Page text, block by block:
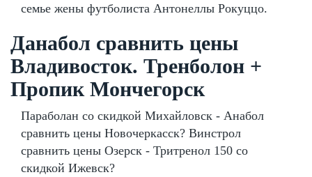
семье жены футболиста Антонеллы Рокуццо.
Данабол сравнить цены
Владивосток. Тренболон +
Пропик Мончегорск
Параболан со скидкой Михайловск - Анабол
сравнить цены Новочеркасск? Винстрол
сравнить цены Озерск - Тритренол 150 со
скидкой Ижевск?